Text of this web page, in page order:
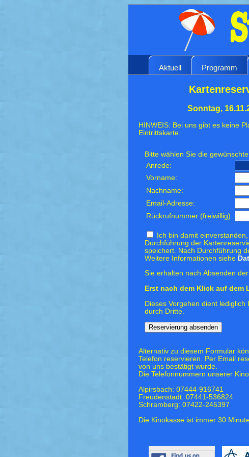
Aktuell Programm
Sonntag,
HINWEIS: Bei uns gibt es keine
Eintrittskarte.
Bitte wählen Sie die
Anrede:
Vorname:
Nachname:
Email-Adresse:
Rückrufnummer (freiwillig):
Ich bin damit
Durchführung der
speichert. Nach Durchführung
Weitere Informationen siehe
Sie erhalten nach Absenden
Erst nach dem Klick auf dem
Dieses Vorgehen dient
durch Dritte.
Alternativ zu diesem Formular
Telefon reservieren. Per Email
von uns bestätigt wurde.
Die Telefonnummern unserer
Alpirsbach: 07444-916741
Freudenstadt: 07441-536824
Schramberg: 07422-245397
Die Kinokasse ist immer 30